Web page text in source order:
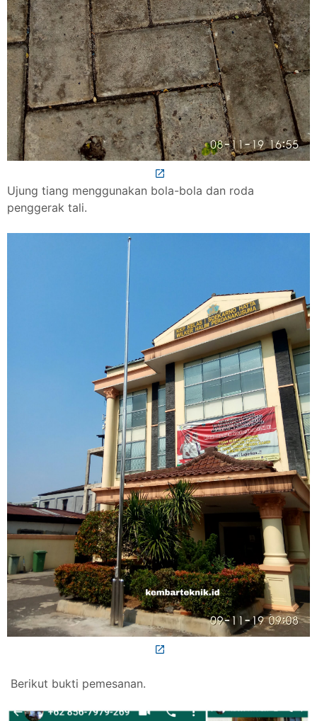
Ujung tiang menggunakan bola-bola dan roda
penggerak tali.
Berikut bukti pemesanan.